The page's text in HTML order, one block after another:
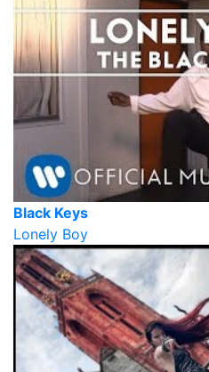
Black Keys
Lonely Boy